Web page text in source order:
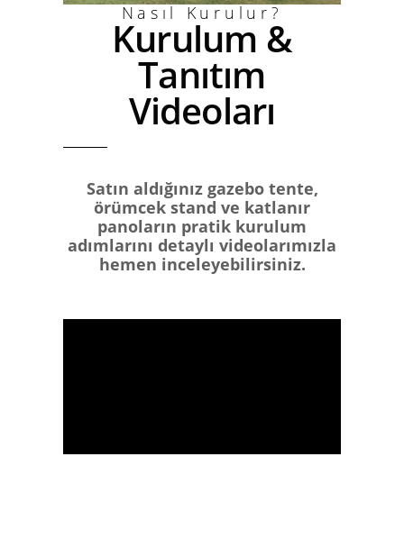
Nasıl Kurulur?
Kurulum &
Tanıtım
Videoları
Satın aldığınız gazebo tente,
örümcek stand ve katlanır
panoların pratik kurulum
adımlarını detaylı videolarımızla
hemen inceleyebilirsiniz.